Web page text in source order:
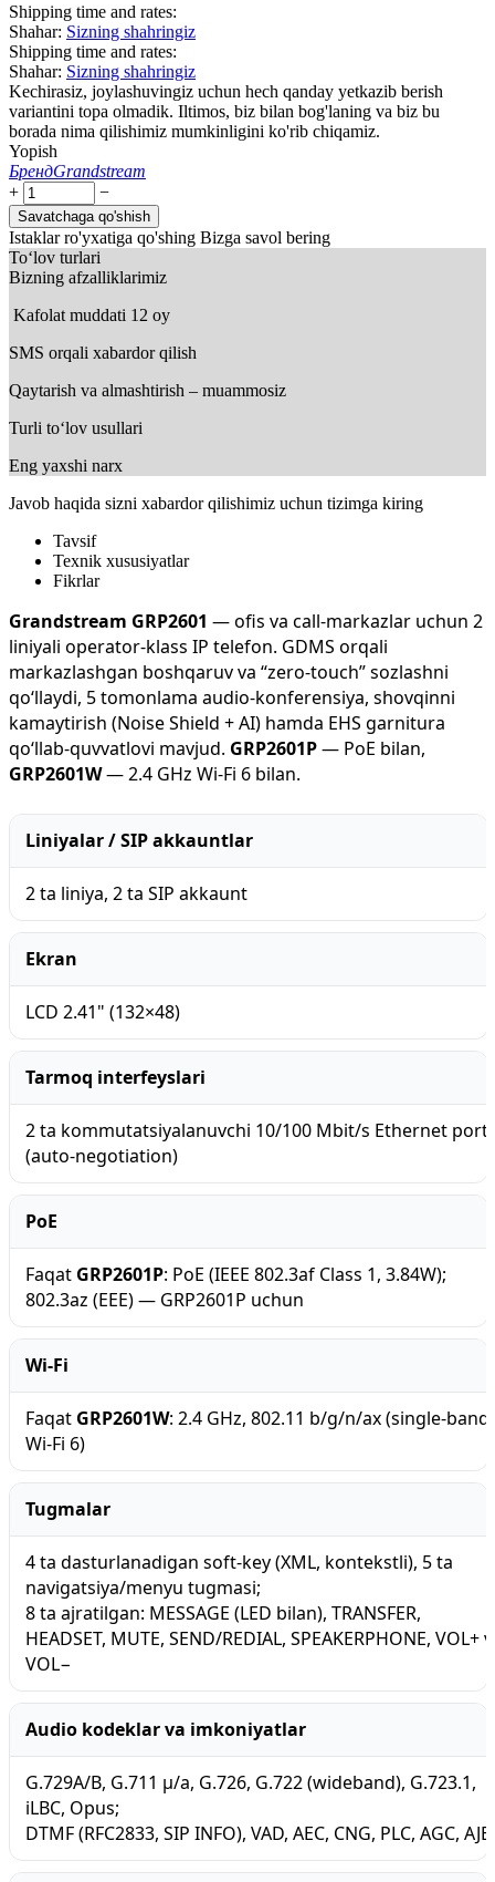
Shipping time and rates:
Shahar: Sizning shahringiz
Shipping time and rates:
Shahar: Sizning shahringiz
Kechirasiz, joylashuvingiz uchun hech qanday yetkazib berish
variantini topa olmadik. Iltimos, biz bilan bog'laning va biz bu
borada nima qilishimiz mumkinligini ko'rib chiqamiz.
Yopish
БрендGrandstream
+
−
Savatchaga qo'shish
Istaklar ro'yxatiga qo'shing Bizga savol bering
To‘lov turlari
Bizning afzalliklarimiz
Kafolat muddati 12 oy
SMS orqali xabardor qilish
Qaytarish va almashtirish – muammosiz
Turli to‘lov usullari
Eng yaxshi narx
Javob haqida sizni xabardor qilishimiz uchun tizimga kiring
Tavsif
Texnik xususiyatlar
Fikrlar
Grandstream GRP2601 — ofis va call-markazlar uchun 2
liniyali operator-klass IP telefon. GDMS orqali
markazlashgan boshqaruv va “zero-touch” sozlashni
qo‘llaydi, 5 tomonlama audio-konferensiya, shovqinni
kamaytirish (Noise Shield + AI) hamda EHS garnitura
qo‘llab-quvvatlovi mavjud. GRP2601P— PoE bilan,
GRP2601W— 2.4 GHz Wi-Fi 6 bilan.
Liniyalar / SIP akkauntlar
2 ta liniya, 2 ta SIP akkaunt
Ekran
LCD 2.41" (132×48)
Tarmoq interfeyslari
2 ta kommutatsiyalanuvchi 10/100 Mbit/s Ethernet port
(auto-negotiation)
PoE
Faqat GRP2601P: PoE (IEEE 802.3af Class 1, 3.84W);
802.3az (EEE) — GRP2601P uchun
Wi-Fi
Faqat GRP2601W: 2.4 GHz, 802.11 b/g/n/ax (single-band
Wi-Fi 6)
Tugmalar
4 ta dasturlanadigan soft-key (XML, kontekstli), 5 ta
navigatsiya/menyu tugmasi;
8 ta ajratilgan: MESSAGE (LED bilan), TRANSFER,
HEADSET, MUTE, SEND/REDIAL, SPEAKERPHONE, VOL+
VOL−
Audio kodeklar va imkoniyatlar
G.729A/B, G.711 μ/a, G.726, G.722 (wideband), G.723.1,
iLBC, Opus;
DTMF (RFC2833, SIP INFO), VAD, AEC, CNG, PLC, AGC, AJB